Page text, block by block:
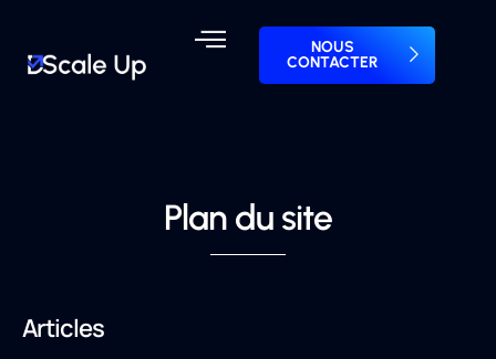
NOUS
CONTACTER
Plan du site
Articles